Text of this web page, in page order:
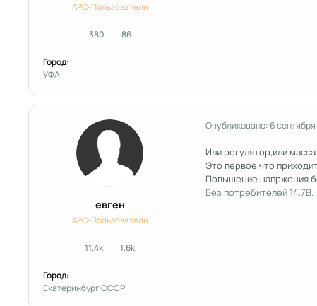
APC-Пользователи
380сообщения
86Репутация
Город:
УФА
евген
APC-Пользователи
11.4kсообщения
1.6kРепутация
Город:
Екатеринбург СССР
Опубликовано: 6 сентября
Или регулятор,или
Это первое,что
Повышение напржения
Без потребителей 14,7В.